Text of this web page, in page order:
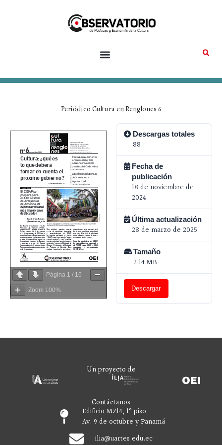
Periódico Cultura en Renglones 6
Página 1 / 16
Zoom 100%
Descargas totales
88
Fecha de
publicación
18 de noviembre de
2024
Última actualización
28 de marzo de 2025
Tamaño
2.14 MB
Descargar
Un proyecto de
Contáctanos
Edificio MZ14, 1° piso
Av. 9 de octubre y Panamá
ilia@uartes.edu.ec